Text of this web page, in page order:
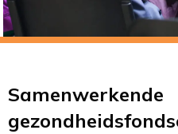
Samenwerkende